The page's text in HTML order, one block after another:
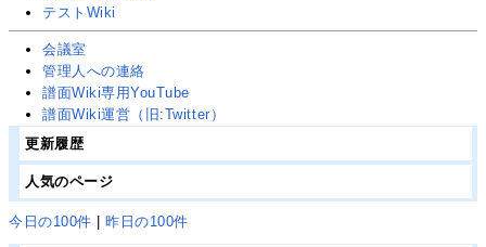
テストWiki
会議室
管理人への連絡
譜面Wiki専用YouTube
譜面Wiki運営 （旧:Twitter）
更新履歴
人気のページ
今日の100件 昨日の100件